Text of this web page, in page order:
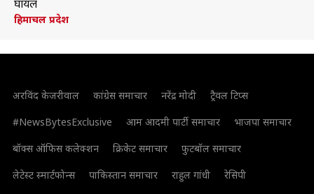
घायल
हिमाचल प्रदेश
अरविंद केजरीवाल कांग्रेस समाचार नरेंद्र मोदी
ट्रैवल टिप्स
#NewsBytesExclusive
आम आदमी पार्टी समाचार
भाजपा समाचार
बॉक्स ऑफिस कलेक्शन
क्रिकेट समाचार
फुटबॉल समाचार
लेटेस्ट स्मार्टफोन्स
पाकिस्तान समाचार राहुल गांधी
रेसिपी